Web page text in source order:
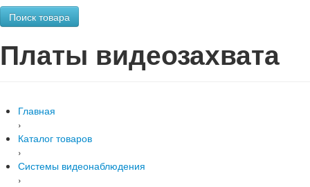
Поиск товара
Платы видеозахвата
Главная
›
Каталог товаров
›
Системы видеонаблюдения
›